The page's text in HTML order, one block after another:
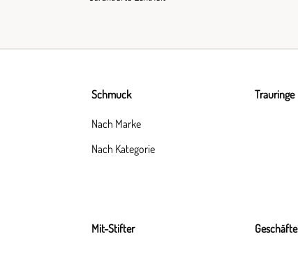
Schmuck
Nach Marke
Nach Kategorie
Trauringe
Mit-Stifter Geschäfte